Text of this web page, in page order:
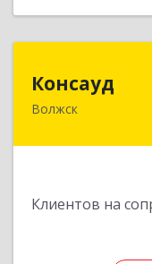
Консауд
Волжск
Клиентов на
425005, Марий